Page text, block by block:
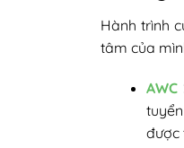
Hành trình
tâm của
AWC
được